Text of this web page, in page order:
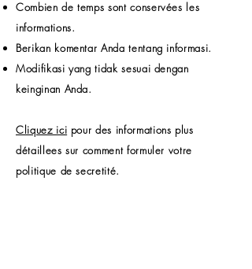
Combien de temps sont conservées les
informations.
Berikan komentar Anda tentang informasi.
Modifikasi yang tidak sesuai dengan
keinginan Anda.
Cliquez ici pour des informations plus
détaillees sur comment formuler votre
politique de secretité.